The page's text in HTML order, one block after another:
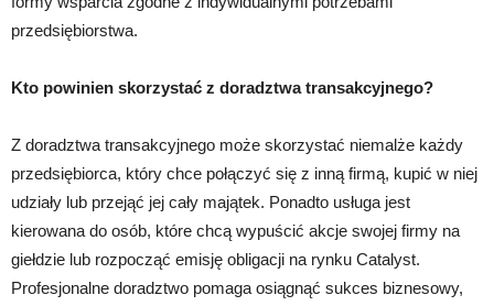
przedsiębiorstwa.
Kto powinien skorzystać z doradztwa transakcyjnego?
Z doradztwa transakcyjnego może skorzystać niemalże każdy
przedsiębiorca, który chce połączyć się z inną firmą, kupić w niej
udziały lub przejąć jej cały majątek. Ponadto usługa jest
kierowana do osób, które chcą wypuścić akcje swojej firmy na
giełdzie lub rozpocząć emisję obligacji na rynku Catalyst.
Profesjonalne doradztwo pomaga osiągnąć sukces biznesowy,